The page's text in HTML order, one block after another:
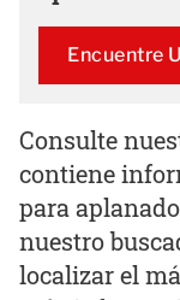
Encuentre
Consulte
contiene
para
nuestro
localizar el